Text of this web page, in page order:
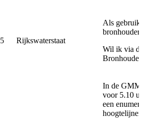
Rijkswaterstaat
Als
Wil ik via
In de GMM
voor 5.10
een